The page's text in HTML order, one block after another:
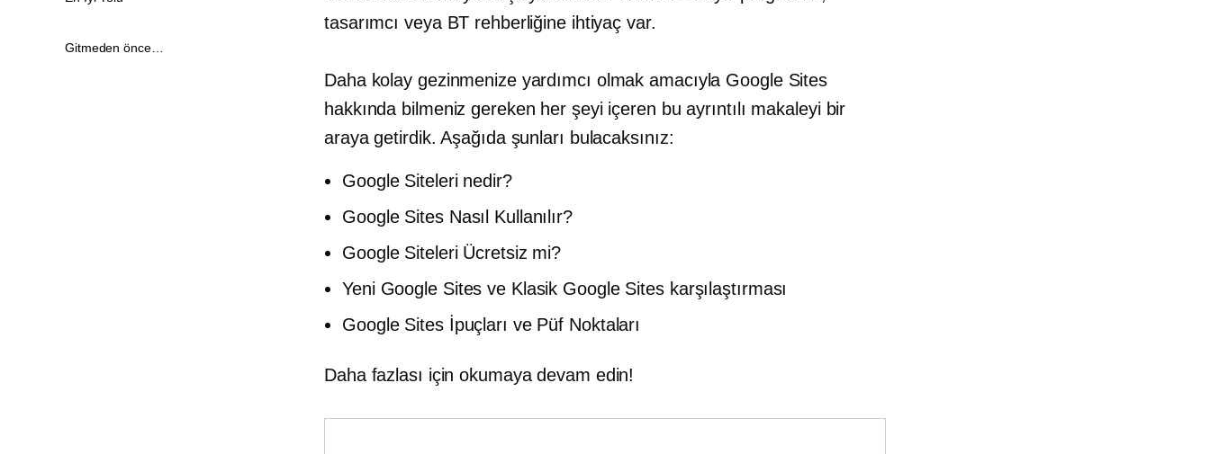
tasarımcı veya BT rehberliğine ihtiyaç var.
Daha kolay gezinmenize yardımcı olmak amacıyla Google Sites
hakkında bilmeniz gereken her şeyi içeren bu ayrıntılı makaleyi bir
araya getirdik. Aşağıda şunları bulacaksınız:
Google Siteleri nedir?
Google Sites Nasıl Kullanılır?
Google Siteleri Ücretsiz mi?
Yeni Google Sites ve Klasik Google Sites karşılaştırması
Google Sites İpuçları ve Püf Noktaları
Daha fazlası için okumaya devam edin!
Gitmeden önce…